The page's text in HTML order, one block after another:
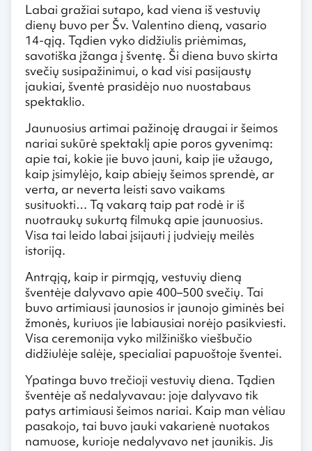
Labai gražiai sutapo, kad viena iš vestuvių
dienų buvo per Šv. Valentino dieną, vasario
14-ąją. Tądien vyko didžiulis priėmimas,
savotiška įžanga į šventę. Ši diena buvo skirta
svečių susipažinimui, o kad visi pasijaustų
jaukiai, šventė prasidėjo nuo nuostabaus
spektaklio.
Jaunuosius artimai pažinoję draugai ir šeimos
nariai sukūrė spektaklį apie poros gyvenimą:
apie tai, kokie jie buvo jauni, kaip jie užaugo,
kaip įsimylėjo, kaip abiejų šeimos sprendė, ar
verta, ar neverta leisti savo vaikams
susituokti… Tą vakarą taip pat rodė ir iš
nuotraukų sukurtą filmuką apie jaunuosius.
Visa tai leido labai įsijauti į judviejų meilės
istoriją.
Antrąją, kaip ir pirmąją, vestuvių dieną
šventėje dalyvavo apie 400–500 svečių. Tai
buvo artimiausi jaunosios ir jaunojo giminės bei
žmonės, kuriuos jie labiausiai norėjo pasikviesti.
Visa ceremonija vyko milžiniško viešbučio
didžiulėje salėje, specialiai papuoštoje šventei.
Ypatinga buvo trečioji vestuvių diena. Tądien
šventėje aš nedalyvavau: joje dalyvavo tik
patys artimiausi šeimos nariai. Kaip man vėliau
pasakojo, tai buvo jauki vakarienė nuotakos
namuose, kurioje nedalyvavo net jaunikis. Jis